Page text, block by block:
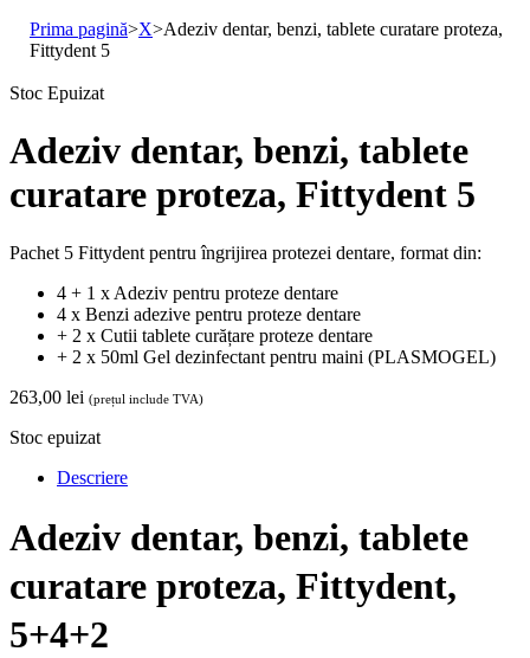
Prima pagină>X>Adeziv dentar, benzi, tablete curatare proteza,
Fittydent 5
Stoc Epuizat
Adeziv dentar, benzi, tablete
curatare proteza, Fittydent 5
Pachet 5 Fittydent pentru îngrijirea protezei dentare, format din:
4 + 1 x Adeziv pentru proteze dentare
4 x Benzi adezive pentru proteze dentare
+ 2 x Cutii tablete curățare proteze dentare
+ 2 x 50ml Gel dezinfectant pentru maini (PLASMOGEL)
263,00 lei (prețul include TVA)
Stoc epuizat
Descriere
Adeziv dentar, benzi, tablete
curatare proteza, Fittydent,
5+4+2